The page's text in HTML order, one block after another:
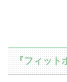
『フィッ